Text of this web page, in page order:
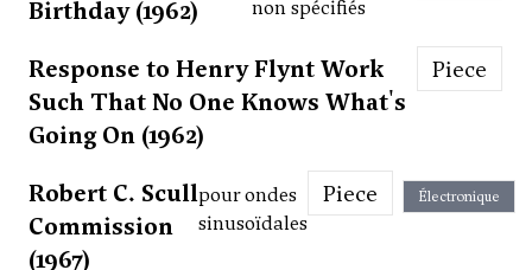
Birthday (1962)
non spécifiés
Response to Henry Flynt Work
Such That No One Knows What's
Going On (1962)
Piece
Robert C. Scull
Commission
(1967)
pour ondes
sinusoïdales
Piece Électronique